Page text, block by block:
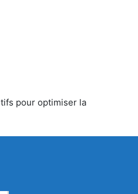
pour optimiser la